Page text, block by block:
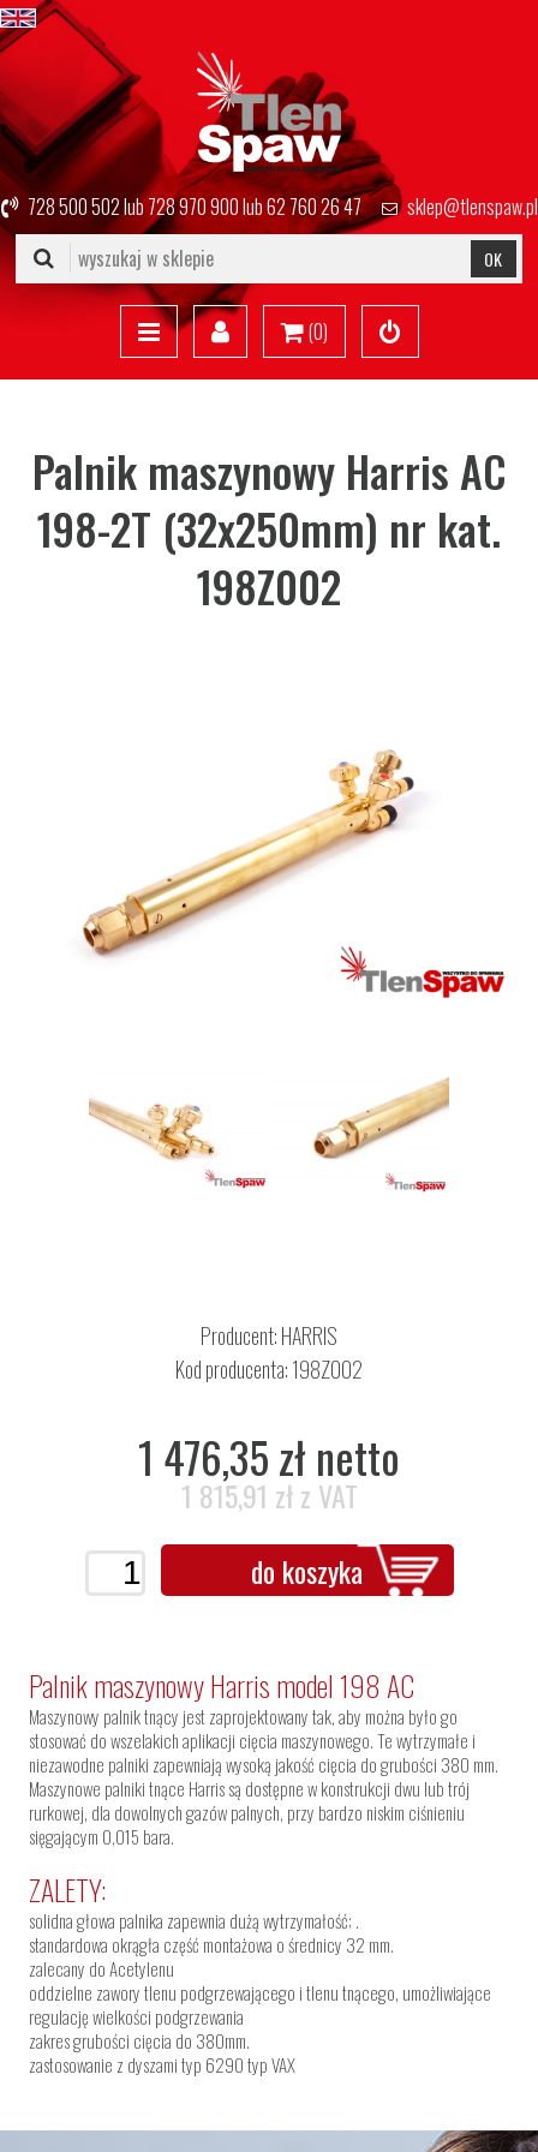
728 500 502lub728 970 900lub62 760 26 47 sklep@tlenspaw.pl
OK
(0)
Palnik maszynowy Harris AC
198-2T (32x250mm) nr kat.
198Z002
Producent:HARRIS
Kod producenta: 198Z002
1 476,35 zł netto
1 815,91 zł z VAT
do koszyka
Palnik maszynowy Harris model 198 AC
Maszynowy palnik tnący jest zaprojektowany tak, aby można było go
stosować do wszelakich aplikacji cięcia maszynowego. Te wytrzymałe i
niezawodne palniki zapewniają wysoką jakość cięcia do grubości 380 mm.
Maszynowe palniki tnące Harris są dostępne w konstrukcji dwu lub trój
rurkowej, dla dowolnych gazów palnych, przy bardzo niskim ciśnieniu
sięgającym 0,015 bara.
ZALETY:
solidna głowa palnika zapewnia dużą wytrzymałość; .
standardowa okrągła część montażowa o średnicy 32 mm.
zalecany do Acetylenu
oddzielne zawory tlenu podgrzewającego i tlenu tnącego, umożliwiające
regulację wielkości podgrzewania
zakres grubości cięcia do 380mm.
zastosowanie z dyszami typ 6290 typ VAX